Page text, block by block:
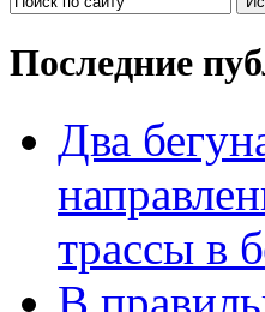
Последние
Два
трассы в
В